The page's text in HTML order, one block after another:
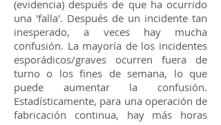
(evidencia) después de que ha ocurrido
una 'falla'. Después de un incidente tan
inesperado, a veces hay mucha
confusión. La mayoría de los incidentes
esporádicos/graves ocurren fuera de
turno o los fines de semana, lo que
puede aumentar la confusión.
Estadísticamente, para una operación de
fabricación continua, hay más horas